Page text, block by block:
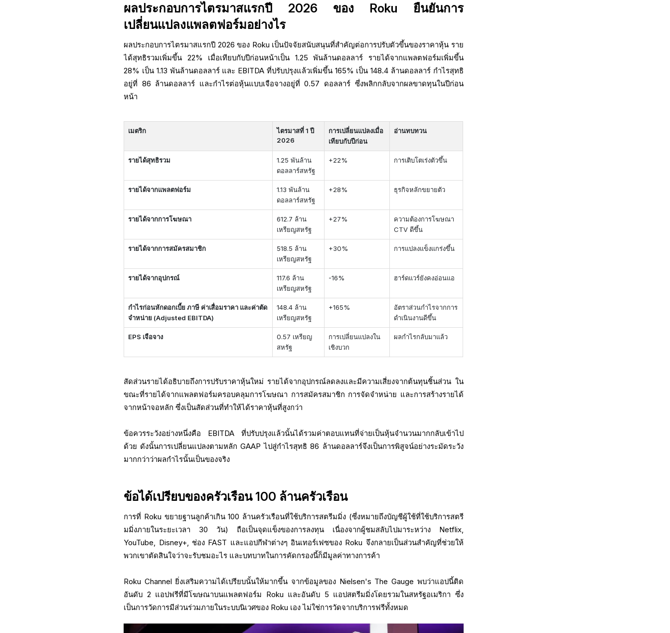
ผลประกอบการไตรมาสแรกปี 2026 ของ Roku ยืนยันการ
เปลี่ยนแปลงแพลตฟอร์มอย่างไร
ผลประกอบการไตรมาสแรกปี 2026 ของ Roku เป็นปัจจัยสนับสนุนที่สำคัญต่อการปรับตัวขึ้นของราคาหุ้น ราย
ได้สุทธิรวมเพิ่มขึ้น 22% เมื่อเทียบกับปีก่อนหน้าเป็น 1.25 พันล้านดอลลาร์ รายได้จากแพลตฟอร์มเพิ่มขึ้น
28% เป็น 1.13 พันล้านดอลลาร์ และ EBITDA ที่ปรับปรุงแล้วเพิ่มขึ้น 165% เป็น 148.4 ล้านดอลลาร์ กำไรสุทธิ
อยู่ที่ 86 ล้านดอลลาร์ และกำไรต่อหุ้นแบบเจือจางอยู่ที่ 0.57 ดอลลาร์ ซึ่งพลิกกลับจากผลขาดทุนในปีก่อน
หน้า
เมตริก
ไตรมาสที่ 1 ปี
2026
การเปลี่ยนแปลงเมื่อ
เทียบกับปีก่อน
อ่านทบทวน
รายได้สุทธิรวม
1.25 พันล้าน
ดอลลาร์สหรัฐ
+22% การเติบโตเร่งตัวขึ้น
รายได้จากแพลตฟอร์ม
1.13 พันล้าน
ดอลลาร์สหรัฐ
+28% ธุรกิจหลักขยายตัว
รายได้จากการโฆษณา
612.7 ล้าน
เหรียญสหรัฐ
+27%
ความต้องการโฆษณา
CTV ดีขึ้น
รายได้จากการสมัครสมาชิก
518.5 ล้าน
เหรียญสหรัฐ
+30% การแปลงแข็งแกร่งขึ้น
รายได้จากอุปกรณ์
117.6 ล้าน
เหรียญสหรัฐ
-16% ฮาร์ดแวร์ยังคงอ่อนแอ
กำไรก่อนหักดอกเบี้ย ภาษี ค่าเสื่อมราคา และค่าตัด
จำหน่าย (Adjusted EBITDA)
148.4 ล้าน
เหรียญสหรัฐ
+165%
อัตราส่วนกำไรจากการ
ดำเนินงานดีขึ้น
EPS เจือจาง
0.57 เหรียญ
สหรัฐ
การเปลี่ยนแปลงใน
เชิงบวก
ผลกำไรกลับมาแล้ว
สัดส่วนรายได้อธิบายถึงการปรับราคาหุ้นใหม่ รายได้จากอุปกรณ์ลดลงและมีความเสี่ยงจากต้นทุนชิ้นส่วน ใน
ขณะที่รายได้จากแพลตฟอร์มครอบคลุมการโฆษณา การสมัครสมาชิก การจัดจำหน่าย และการสร้างรายได้
จากหน้าจอหลัก ซึ่งเป็นสัดส่วนที่ทำให้ได้ราคาหุ้นที่สูงกว่า
ข้อควรระวังอย่างหนึ่งคือ EBITDA ที่ปรับปรุงแล้วนั้นได้รวมค่าตอบแทนที่จ่ายเป็นหุ้นจำนวนมากกลับเข้าไป
ด้วย ดังนั้นการเปลี่ยนแปลงตามหลัก GAAP ไปสู่กำไรสุทธิ 86 ล้านดอลลาร์จึงเป็นการพิสูจน์อย่างระมัดระวัง
มากกว่าว่าผลกำไรนั้นเป็นของจริง
ข้อได้เปรียบของครัวเรือน 100 ล้านครัวเรือน
การที่ Roku ขยายฐานลูกค้าเกิน 100 ล้านครัวเรือนที่ใช้บริการสตรีมมิ่ง (ซึ่งหมายถึงบัญชีผู้ใช้ที่ใช้บริการสตรี
มมิ่งภายในระยะเวลา 30 วัน) ถือเป็นจุดแข็งของการลงทุน เนื่องจากผู้ชมสลับไปมาระหว่าง Netflix,
YouTube, Disney+, ช่อง FAST และแอปกีฬาต่างๆ อินเทอร์เฟซของ Roku จึงกลายเป็นส่วนสำคัญที่ช่วยให้
พวกเขาตัดสินใจว่าจะรับชมอะไร และบทบาทในการคัดกรองนี้ก็มีมูลค่าทางการค้า
Roku Channel ยิ่งเสริมความได้เปรียบนั้นให้มากขึ้น จากข้อมูลของ Nielsen's The Gauge พบว่าแอปนี้ติด
อันดับ 2 แอปฟรีที่มีโฆษณาบนแพลตฟอร์ม Roku และอันดับ 5 แอปสตรีมมิ่งโดยรวมในสหรัฐอเมริกา ซึ่ง
เป็นการวัดการมีส่วนร่วมภายในระบบนิเวศของ Roku เอง ไม่ใช่การวัดจากบริการฟรีทั้งหมด